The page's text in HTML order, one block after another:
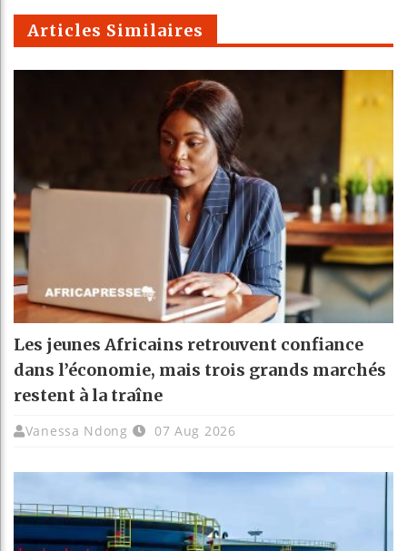
m
Articles Similaires
Les jeunes Africains retrouvent confiance
dans l’économie, mais trois grands marchés
restent à la traîne
Vanessa Ndong 07 Aug 2026